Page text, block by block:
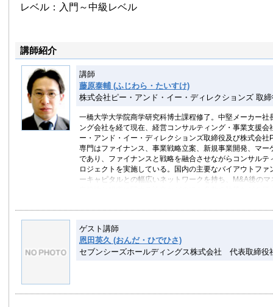
レベル：入門～中級レベル
講師紹介
講師
藤原泰輔 (ふじわら・たいすけ)
株式会社ピー・アンド・イー・ディレクションズ 取
一橋大学大学院商学研究科博士課程修了。中堅メーカー社
ング会社を経て現在、経営コンサルティング・事業支援会
ー・アンド・イー・ディレクションズ取締役及び株式会社
専門はファイナンス、事業戦略立案、新規事業開発、マー
であり、ファイナンスと戦略を融合させながらコンサルテ
ロジェクトを実施している。国内の主要なバイアウトファ
ーキャピタルとの幅広いネットワークを持ち、M&A後の
ゲスト講師
恩田英久 (おんだ・ひでひさ)
セブンシーズホールディングス株式会社 代表取締役